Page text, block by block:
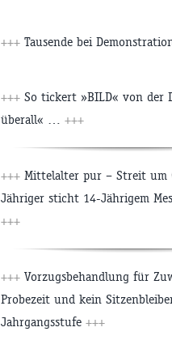
+++ Tausende bei
+++ So tickert »BILD« von der
überall« … +++
+++ Mittelalter pur – Streit um
Jähriger sticht 14-Jährigem
+++
+++ Vorzugsbehandlung für
Probezeit und kein
Jahrgangsstufe +++